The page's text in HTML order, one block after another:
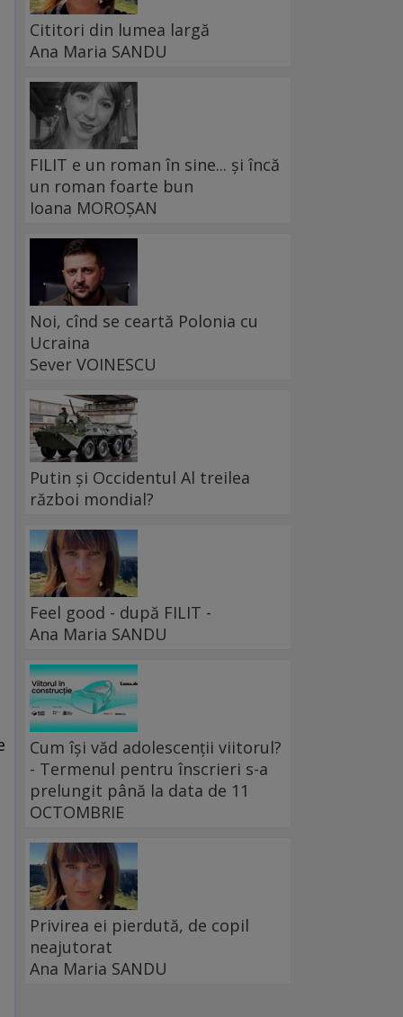
Cititori din lumea largă
Ana Maria SANDU
FILIT e un roman în sine... și încă
un roman foarte bun
Ioana MOROȘAN
Noi, cînd se ceartă Polonia cu
Ucraina
Sever VOINESCU
Putin și Occidentul Al treilea
război mondial?
Feel good - după FILIT -
Ana Maria SANDU
Cum își văd adolescenții viitorul?
- Termenul pentru înscrieri s-a
prelungit până la data de 11
OCTOMBRIE
Privirea ei pierdută, de copil
neajutorat
Ana Maria SANDU